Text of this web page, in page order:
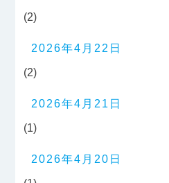
(2)
2026年4月22日
(2)
2026年4月21日
(1)
2026年4月20日